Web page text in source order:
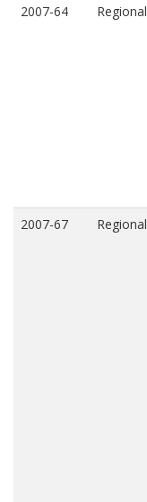
2007-64 Regional
2007-67 Regional